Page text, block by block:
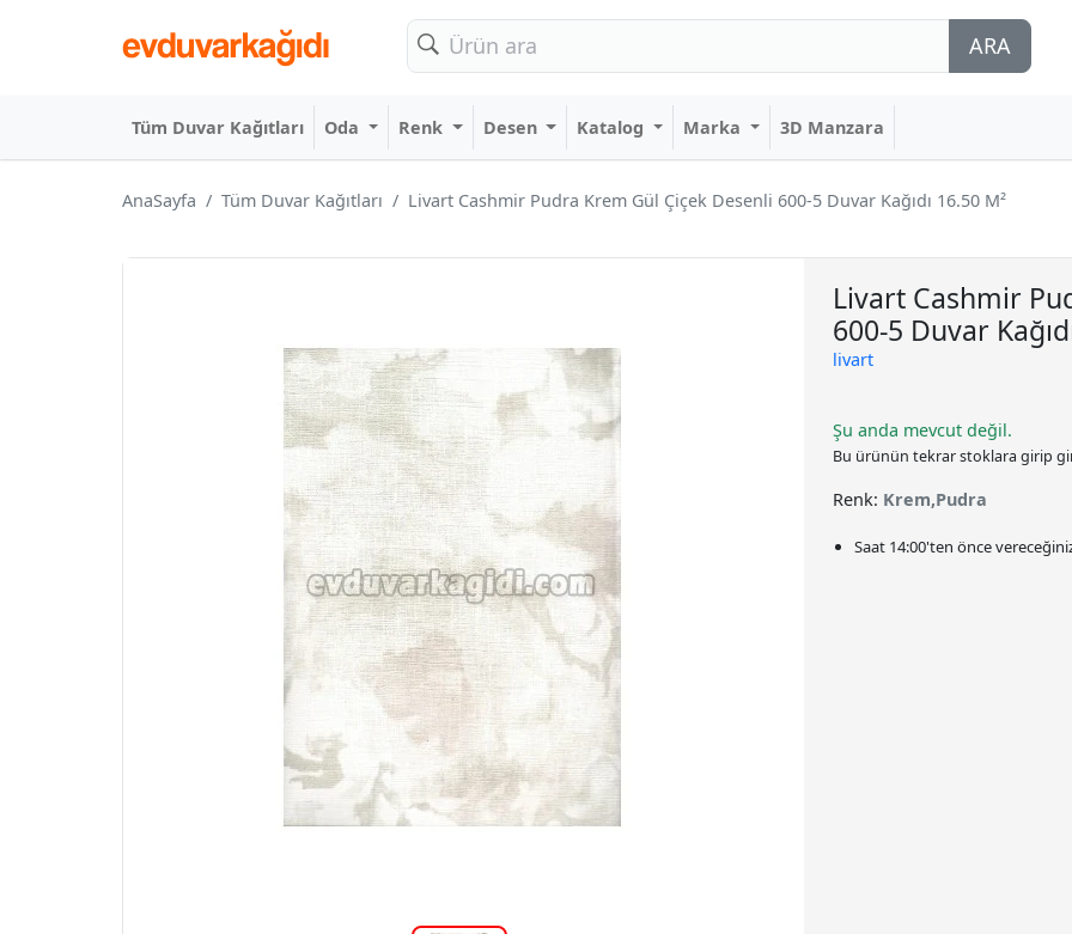
ARA
Tüm Duvar Kağıtları Oda Renk Desen Katalog Marka 3D Manzara
AnaSayfa Tüm Duvar Kağıtları Livart Cashmir Pudra Krem Gül Çiçek Desenli 600-5 Duvar Kağıdı 16.50 M²
Livart Cashmir
600-5 Duvar
livart
Şu anda mevcut değil.
Bu ürünün tekrar stoklara girip
Renk: Krem,Pudra
Saat 14:00'ten önce